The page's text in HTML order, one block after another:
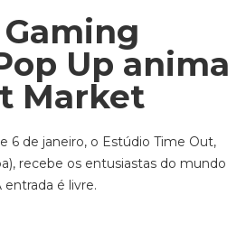
Up anima
Market
6 de janeiro, o Estúdio Time Out,
recebe os entusiastas do mundo
é livre.